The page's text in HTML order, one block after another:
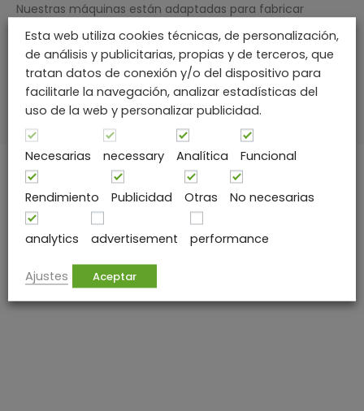
Nuestras máquinas están adaptadas para fabricar
mobiliario, con reducción de tramo recto entre curvas a 0
mm. y largos especiales de más de 6 mts de longitud.
MÁS INFO
Esta web utiliza cookies técnicas, de personalización,
de análisis y publicitarias, propias y de terceros, que
tratan datos de conexión y/o del dispositivo para
facilitarle la navegación, analizar estadísticas del
uso de la web y personalizar publicidad.
Necesarias necessary Analítica Funcional
Rendimiento Publicidad Otras No necesarias
analytics advertisement performance
Ajustes Aceptar